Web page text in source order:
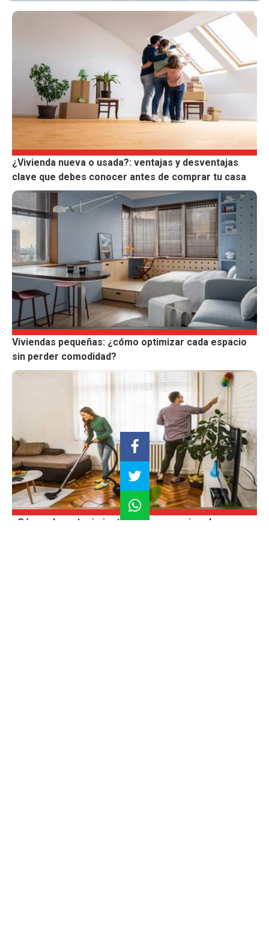
¿Vivienda nueva o usada?: ventajas y desventajas
clave que debes conocer antes de comprar tu casa
Viviendas pequeñas: ¿cómo optimizar cada espacio
sin perder comodidad?
¿Cómo el mantenimiento del hogar mejora la